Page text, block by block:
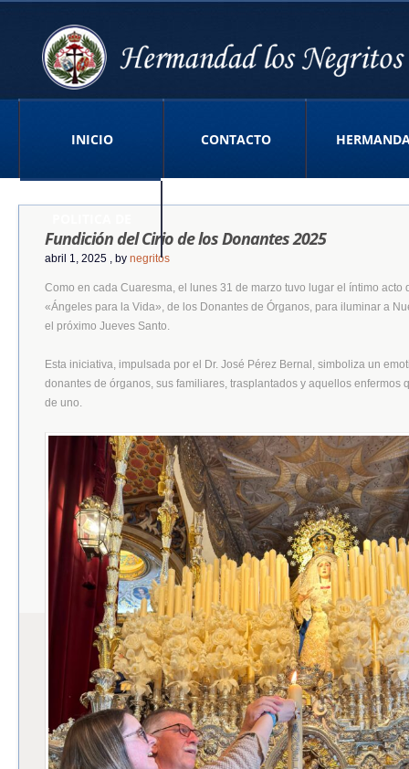
INICIO CONTACTO
PRIVACIDAD APP
Fundición del Cirio de los Donantes 2025
abril 1, 2025 , by negritos
Como en cada Cuaresma, el lunes 31 de marzo tuvo lugar el íntimo acto
«Ángeles para la Vida», de los Donantes de Órganos, para iluminar a
el próximo Jueves Santo.
Esta iniciativa, impulsada por el Dr. José Pérez Bernal, simboliza un
donantes de órganos, sus familiares, trasplantados y aquellos enfermos
de uno.